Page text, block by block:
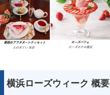
横浜ローズウィーク 概要